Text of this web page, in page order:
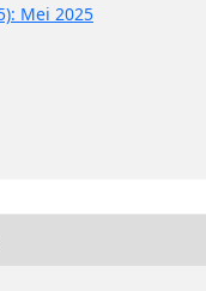
Mei 2025